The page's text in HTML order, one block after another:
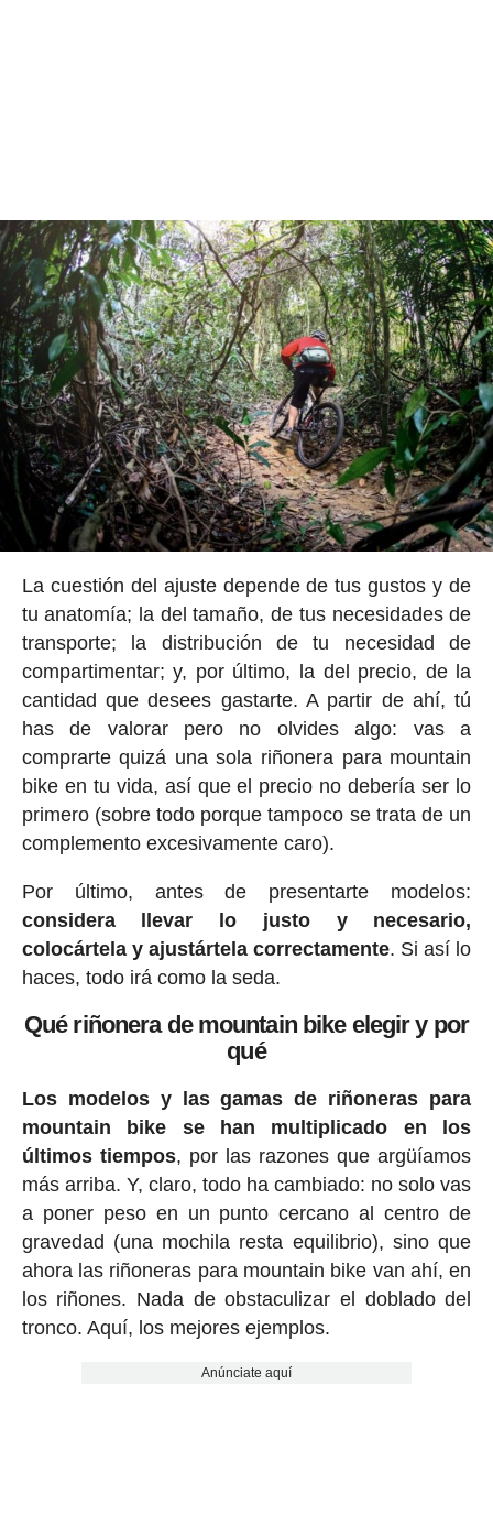
La cuestión del ajuste depende de tus gustos y de
tu anatomía; la del tamaño, de tus necesidades de
transporte; la distribución de tu necesidad de
compartimentar; y, por último, la del precio, de la
cantidad que desees gastarte. A partir de ahí, tú
has de valorar pero no olvides algo: vas a
comprarte quizá una sola riñonera para mountain
bike en tu vida, así que el precio no debería ser lo
primero (sobre todo porque tampoco se trata de un
complemento excesivamente caro).
Por último, antes de presentarte modelos:
considera llevar lo justo y necesario,
colocártela y ajustártela correctamente. Si así lo
haces, todo irá como la seda.
Qué riñonera de mountain bike elegir y por
qué
Los modelos y las gamas de riñoneras para
mountain bike se han multiplicado en los
últimos tiempos, por las razones que argüíamos
más arriba. Y, claro, todo ha cambiado: no solo vas
a poner peso en un punto cercano al centro de
gravedad (una mochila resta equilibrio), sino que
ahora las riñoneras para mountain bike van ahí, en
los riñones. Nada de obstaculizar el doblado del
tronco. Aquí, los mejores ejemplos.
Anúnciate aquí